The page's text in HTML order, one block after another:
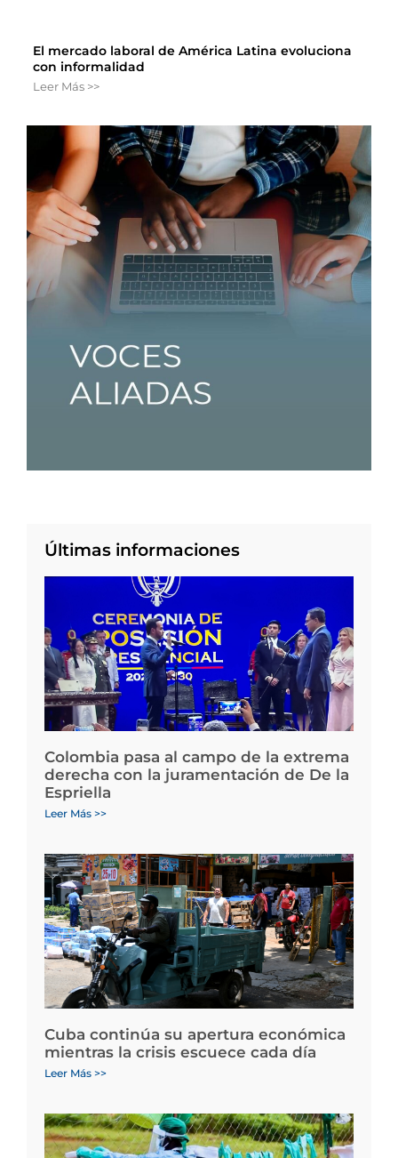
El mercado laboral de América Latina evoluciona
con informalidad
Leer Más >>
Últimas informaciones
Colombia pasa al campo de la extrema
derecha con la juramentación de De la
Espriella
Leer Más >>
Cuba continúa su apertura económica
mientras la crisis escuece cada día
Leer Más >>